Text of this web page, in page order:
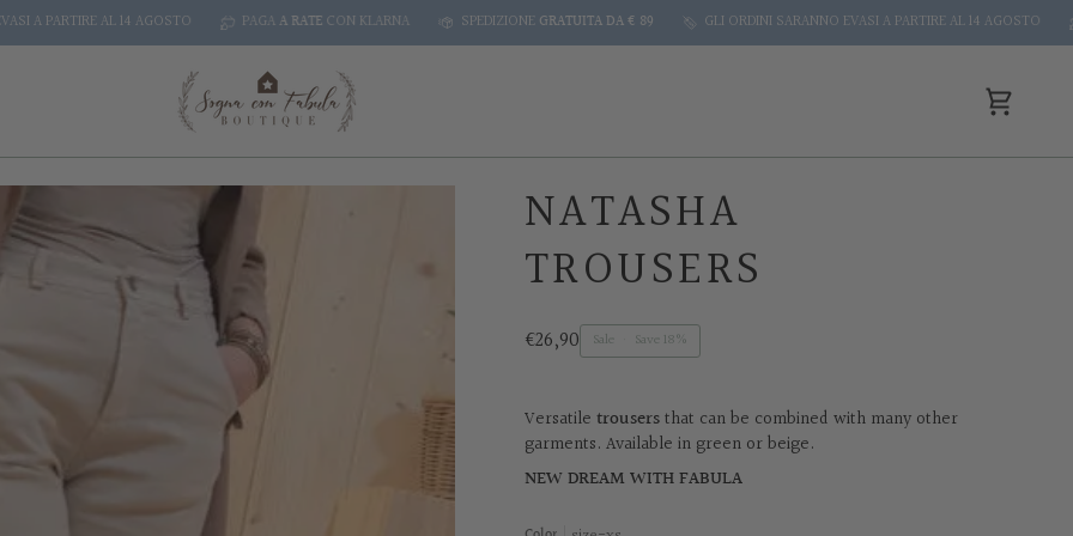
AL 14 AGOSTO PAGAA RATECON KLARNA SPEDIZIONEGRATUITA DA € 89 GLI ORDINI SARANNO EVASI A PARTIRE AL 14 AGOSTO PAGA
NATASHA
TROUSERS
€26,90 Sale Save 18%
Versatile trousersthat can be combined with many other
garments. Available in green or beige.
NEW DREAM WITH FABULA